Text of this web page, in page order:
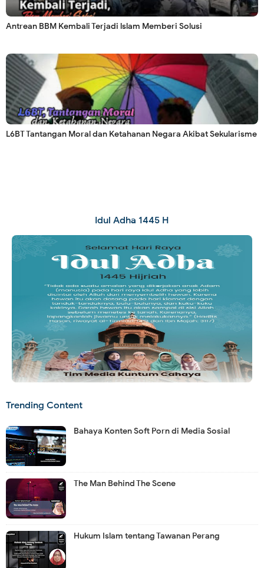
Antrean BBM Kembali Terjadi lslam Memberi Solusi
L6BT Tantangan Moral dan Ketahanan Negara Akibat Sekularisme
Idul Adha 1445 H
Trending Content
Bahaya Konten Soft Porn di Media Sosial
The Man Behind The Scene
Hukum Islam tentang Tawanan Perang